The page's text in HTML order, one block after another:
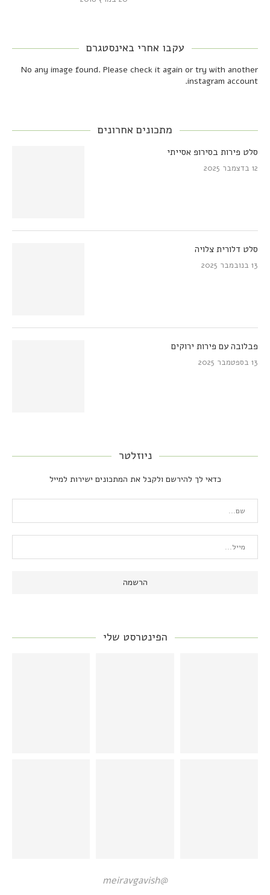
עקבו אחרי באינסטגרם
No any image found. Please check it again or try with another
instagram account.
מתכונים אחרונים
סלט פירות בסירופ אסייתי
12 בדצמבר 2025
סלט דלורית צלויה
13 בנובמבר 2025
פבלובה עם פירות ירוקים
13 בספטמבר 2025
ניוזלטר
כדאי לך להירשם ולקבל את המתכונים ישירות למייל
הפינטרסט שלי
@meiravgavish